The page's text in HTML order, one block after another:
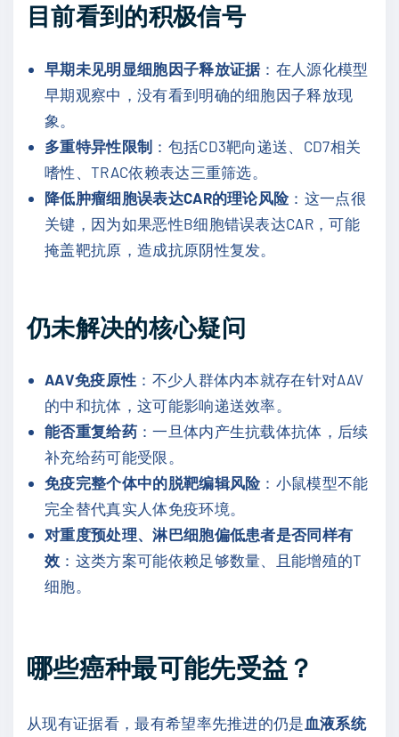
目前看到的积极信号
早期未见明显细胞因子释放证据：在人源化模型
早期观察中，没有看到明确的细胞因子释放现
象。
多重特异性限制 ：包括CD3靶向递送、CD7相关
嗜性、TRAC依赖表达三重筛选。
降低肿瘤细胞误表达CAR的理论风险：这一点很
关键，因为如果恶性B细胞错误表达CAR，可能
掩盖靶抗原，造成抗原阴性复发。
仍未解决的核心疑问
AAV免疫原性 ：不少人群体内本就存在针对AAV
的中和抗体，这可能影响递送效率。
能否重复给药：一旦体内产生抗载体抗体，后续
补充给药可能受限。
免疫完整个体中的脱靶编辑风险：小鼠模型不能
完全替代真实人体免疫环境。
对重度预处理、淋巴细胞偏低患者是否同样有
效 ：这类方案可能依赖足够数量、且能增殖的T
细胞。
哪些癌种最可能先受益？
从现有证据看，最有希望率先推进的仍是 血液系统